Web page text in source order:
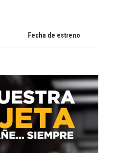
Fecha de estreno